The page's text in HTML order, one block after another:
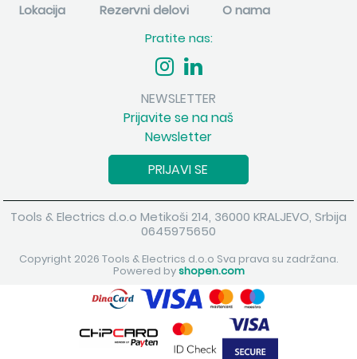
Lokacija Rezervni delovi
O nama
Pratite nas:
NEWSLETTER
Prijavite se na naš
Newsletter
PRIJAVI SE
Tools & Electrics d.o.o Metikoši 214, 36000 KRALJEVO, Srbija
0645975650
Copyright 2026 Tools & Electrics d.o.o Sva prava su zadržana.
Powered byshopen.com